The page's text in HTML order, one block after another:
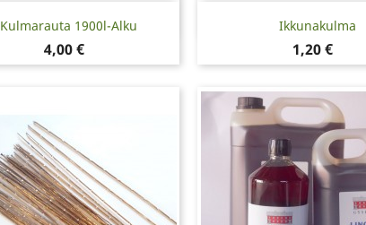
Kulmarauta 1900l-Alku
Hinta
4,00 €
Pikakatselu Ikkunakulma
Hinta
1,20 €
Pikakatselu